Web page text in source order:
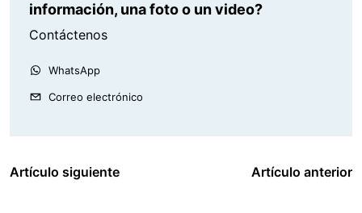
información, una foto o un video?
Contáctenos
WhatsApp
Correo electrónico
Artículo siguiente Artículo anterior